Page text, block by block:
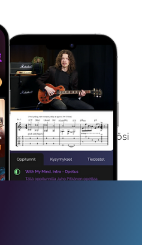
koko sisältömme käyttöösi
ajaksi.